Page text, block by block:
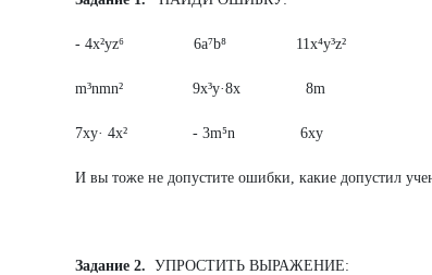
- 4x²yz⁶ 6a⁷b⁸ 11x⁴y³z²
m³nmn² 9x³y·8x 8m
7xy· 4x² - 3m⁵n 6xy
И вы тоже не допустите ошибки, какие допустил
Задание 2. УПРОСТИТЬ ВЫРАЖЕНИЕ: